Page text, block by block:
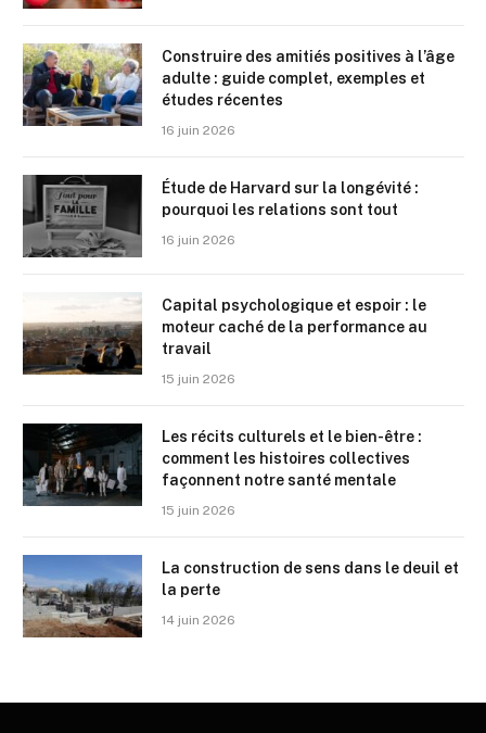
Construire des amitiés positives à l’âge
adulte : guide complet, exemples et
études récentes
16 juin 2026
Étude de Harvard sur la longévité :
pourquoi les relations sont tout
16 juin 2026
Capital psychologique et espoir : le
moteur caché de la performance au
travail
15 juin 2026
Les récits culturels et le bien-être :
comment les histoires collectives
façonnent notre santé mentale
15 juin 2026
La construction de sens dans le deuil et
la perte
14 juin 2026